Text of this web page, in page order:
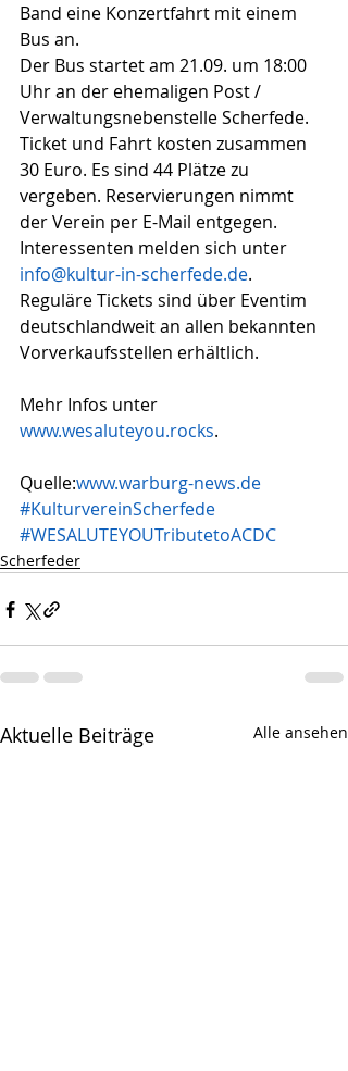
Band eine Konzertfahrt mit einem
Bus an.
Der Bus startet am 21.09. um 18:00
Uhr an der ehemaligen Post /
Verwaltungsnebenstelle Scherfede.
Ticket und Fahrt kosten zusammen
30 Euro. Es sind 44 Plätze zu
vergeben. Reservierungen nimmt
der Verein per E-Mail entgegen.
Interessenten melden sich unter
info@kultur-in-scherfede.de.
Reguläre Tickets sind über Eventim
deutschlandweit an allen bekannten
Vorverkaufsstellen erhältlich.
Mehr Infos unter
www.wesaluteyou.rocks.
Quelle:www.warburg-news.de
#KulturvereinScherfede
#WESALUTEYOUTributetoACDC
Scherfeder
Aktuelle Beiträge Alle ansehen